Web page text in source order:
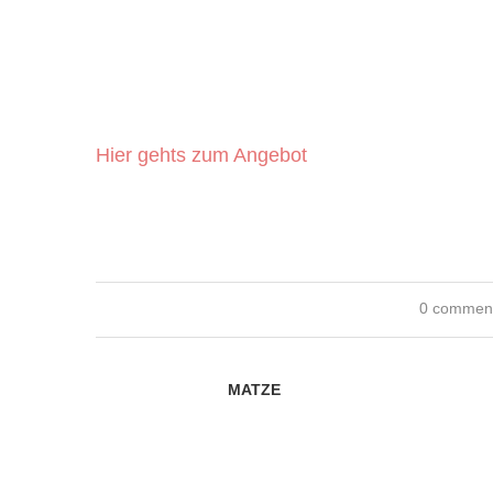
Hier gehts zum Angebot
0
MATZE